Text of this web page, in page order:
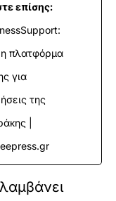
επίσης:
η πλατφόρμα
για
της
|